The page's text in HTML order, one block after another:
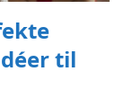
til